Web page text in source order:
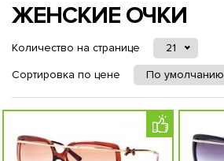
ЖЕНСКИЕ ОЧКИ
Количество на странице
21
Сортировка по цене
По умолчанию